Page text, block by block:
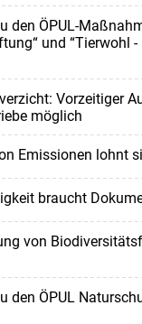
den ÖPUL-
und “Tierwohl -
Vorzeitiger
möglich
Emissionen lohnt
braucht
von
den ÖPUL